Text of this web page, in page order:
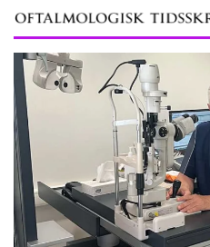
Skip to main content